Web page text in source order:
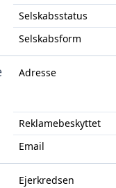
Selskabsstatus
Selskabsform
Adresse
Reklamebeskyttet
Email
Ejerkredsen